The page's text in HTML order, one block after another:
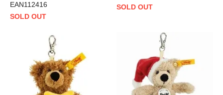
EAN112416
SOLD OUT
SOLD OUT